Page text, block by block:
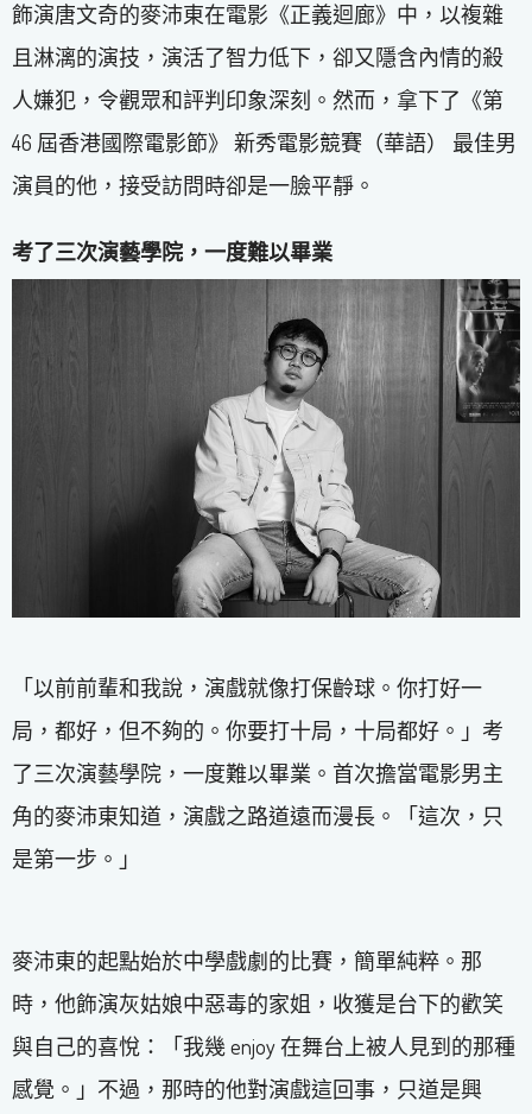
飾演唐文奇的麥沛東在電影《正義迴廊》中，以複雜
且淋漓的演技，演活了智力低下，卻又隱含內情的殺
人嫌犯，令觀眾和評判印象深刻。然而，拿下了《第
46 屆香港國際電影節》 新秀電影競賽（華語） 最佳男
演員的他，接受訪問時卻是一臉平靜。
考了三次演藝學院，一度難以畢業
「以前前輩和我說，演戲就像打保齡球。你打好一
局，都好，但不夠的。你要打十局，十局都好。」考
了三次演藝學院，一度難以畢業。首次擔當電影男主
角的麥沛東知道，演戲之路道遠而漫長。「這次，只
是第一步。」
麥沛東的起點始於中學戲劇的比賽，簡單純粹。那
時，他飾演灰姑娘中惡毒的家姐，收獲是台下的歡笑
與自己的喜悅：「我幾 enjoy 在舞台上被人見到的那種
感覺。」不過，那時的他對演戲這回事，只道是興